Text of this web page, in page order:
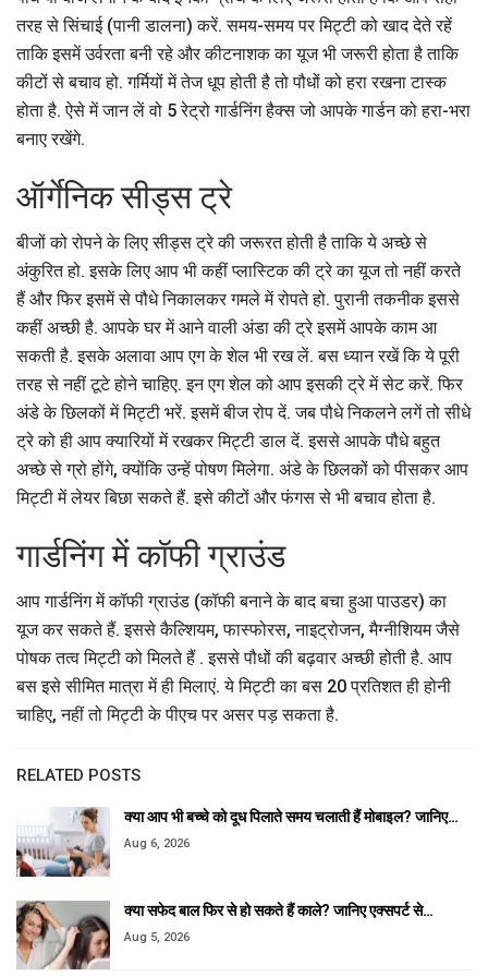
तरह से सिंचाई (पानी डालना) करें. समय-समय पर मिट्टी को खाद देते रहें
ताकि इसमें उर्वरता बनी रहे और कीटनाशक का यूज भी जरूरी होता है ताकि
कीटों से बचाव हो. गर्मियों में तेज धूप होती है तो पौधों को हरा रखना टास्क
होता है. ऐसे में जान लें वो 5 रेट्रो गार्डनिंग हैक्स जो आपके गार्डन को हरा-भरा
बनाए रखेंगे.
ऑर्गेनिक सीड्स ट्रे
बीजों को रोपने के लिए सीड्स ट्रे की जरूरत होती है ताकि ये अच्छे से
अंकुरित हो. इसके लिए आप भी कहीं प्लास्टिक की ट्रे का यूज तो नहीं करते
हैं और फिर इसमें से पौधे निकालकर गमले में रोपते हो. पुरानी तकनीक इससे
कहीं अच्छी है. आपके घर में आने वाली अंडा की ट्रे इसमें आपके काम आ
सकती है. इसके अलावा आप एग के शेल भी रख लें. बस ध्यान रखें कि ये पूरी
तरह से नहीं टूटे होने चाहिए. इन एग शेल को आप इसकी ट्रे में सेट करें. फिर
अंडे के छिलकों में मिट्टी भरें. इसमें बीज रोप दें. जब पौधे निकलने लगें तो सीधे
ट्रे को ही आप क्यारियों में रखकर मिट्टी डाल दें. इससे आपके पौधे बहुत
अच्छे से ग्रो होंगे, क्योंकि उन्हें पोषण मिलेगा. अंडे के छिलकों को पीसकर आप
मिट्टी में लेयर बिछा सकते हैं. इसे कीटों और फंगस से भी बचाव होता है.
गार्डनिंग में कॉफी ग्राउंड
आप गार्डनिंग में कॉफी ग्राउंड (कॉफी बनाने के बाद बचा हुआ पाउडर) का
यूज कर सकते हैं. इससे कैल्शियम, फास्फोरस, नाइट्रोजन, मैग्नीशियम जैसे
पोषक तत्व मिट्टी को मिलते हैं . इससे पौधों की बढ़वार अच्छी होती है. आप
बस इसे सीमित मात्रा में ही मिलाएं. ये मिट्टी का बस 20 प्रतिशत ही होनी
चाहिए, नहीं तो मिट्टी के पीएच पर असर पड़ सकता है.
RELATED POSTS
क्या आप भी बच्चे को दूध पिलाते समय चलाती हैं मोबाइल? जानिए…
Aug 6, 2026
क्या सफेद बाल फिर से हो सकते हैं काले? जानिए एक्सपर्ट से…
Aug 5, 2026